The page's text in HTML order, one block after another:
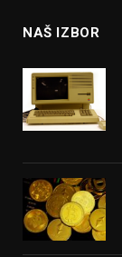
NAŠ IZBOR